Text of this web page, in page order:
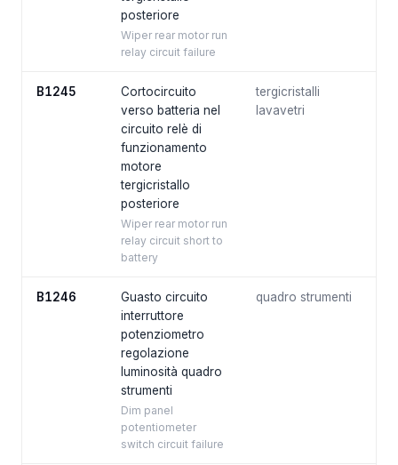
posteriore
Wiper rear motor run
relay circuit failure
B1245
Cortocircuito
verso batteria nel
circuito relè di
funzionamento
motore
tergicristallo
posteriore
Wiper rear motor run
relay circuit short to
battery
tergicristalli
lavavetri
B1246
Guasto circuito
interruttore
potenziometro
regolazione
luminosità quadro
strumenti
Dim panel
potentiometer
switch circuit failure
quadro strumenti